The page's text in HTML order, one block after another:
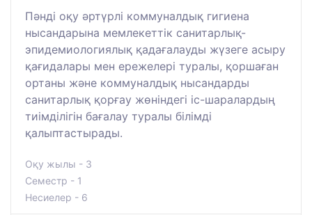
Пәнді оқу әртүрлі коммуналдық гигиена
нысандарына мемлекеттік санитарлық-
эпидемиологиялық қадағалауды жүзеге асыру
қағидалары мен ережелері туралы, қоршаған
ортаны және коммуналдық нысандарды
санитарлық қорғау жөніндегі іс-шаралардың
тиімділігін бағалау туралы білімді
қалыптастырады.
Оқу жылы - 3
Семестр - 1
Несиелер - 6